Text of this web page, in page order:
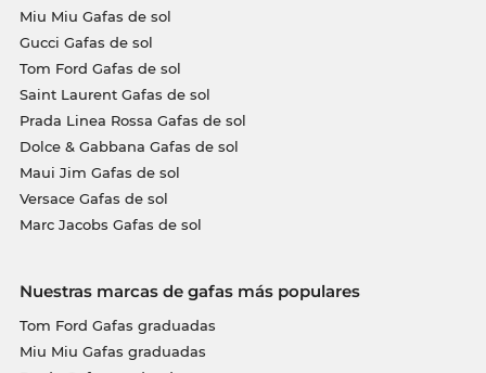
Miu Miu Gafas de sol
Gucci Gafas de sol
Tom Ford Gafas de sol
Saint Laurent Gafas de sol
Prada Linea Rossa Gafas de sol
Dolce & Gabbana Gafas de sol
Maui Jim Gafas de sol
Versace Gafas de sol
Marc Jacobs Gafas de sol
Nuestras marcas de gafas más populares
Tom Ford Gafas graduadas
Miu Miu Gafas graduadas